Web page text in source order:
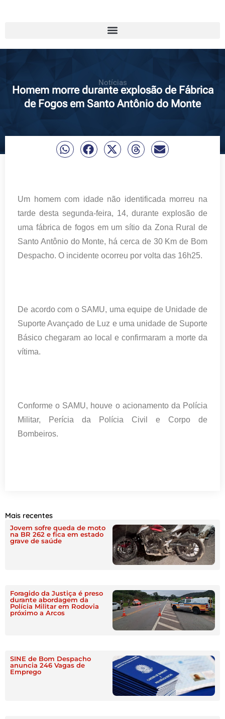
Notícias
Homem morre durante explosão de Fábrica
de Fogos em Santo Antônio do Monte
Um homem com idade não identificada morreu na
tarde desta segunda-feira, 14, durante explosão de
uma fábrica de fogos em um sítio da Zona Rural de
Santo Antônio do Monte, há cerca de 30 Km de Bom
Despacho. O incidente ocorreu por volta das 16h25.
De acordo com o SAMU, uma equipe de Unidade de
Suporte Avançado de Luz e uma unidade de Suporte
Básico chegaram ao local e confirmaram a morte da
vítima.
Conforme o SAMU, houve o acionamento da Polícia
Militar, Perícia da Polícia Civil e Corpo de
Bombeiros.
Mais recentes
Jovem sofre queda de moto
na BR 262 e fica em estado
grave de saúde
Foragido da Justiça é preso
durante abordagem da
Polícia Militar em Rodovia
próximo a Arcos
SINE de Bom Despacho
anuncia 246 Vagas de
Emprego